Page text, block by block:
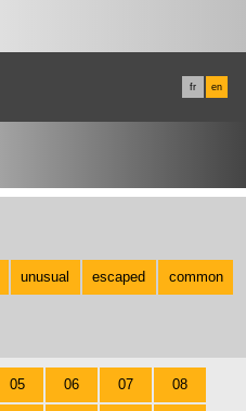
fr en
unusual escaped common
05 06 07 08